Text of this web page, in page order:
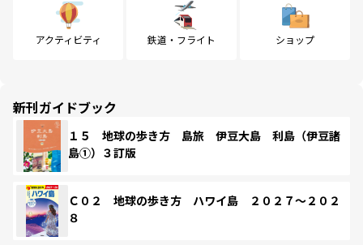
アクティビティ 鉄道・フライト ショップ
新刊ガイドブック
１５ 地球の歩き方 島旅 伊豆大島 利島（伊豆諸
島①）３訂版
Ｃ０２ 地球の歩き方 ハワイ島 ２０２７～２０２
８